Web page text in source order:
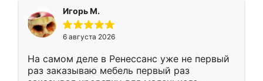
Игорь М.
6 августа 2026
На самом деле в Ренессанс уже не первый
раз заказываю мебель первый раз